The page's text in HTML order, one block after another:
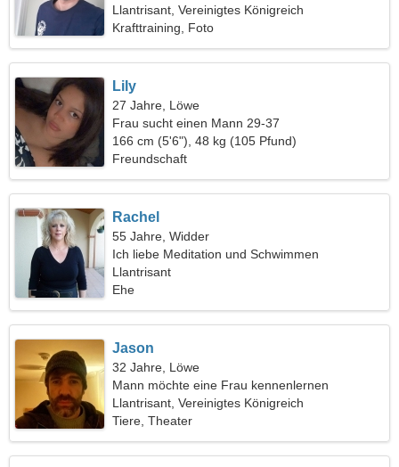
Llantrisant, Vereinigtes Königreich
Krafttraining, Foto
Lily
27 Jahre, Löwe
Frau sucht einen Mann 29-37
166 cm (5'6"), 48 kg (105 Pfund)
Freundschaft
Rachel
55 Jahre, Widder
Ich liebe Meditation und Schwimmen
Llantrisant
Ehe
Jason
32 Jahre, Löwe
Mann möchte eine Frau kennenlernen
Llantrisant, Vereinigtes Königreich
Tiere, Theater